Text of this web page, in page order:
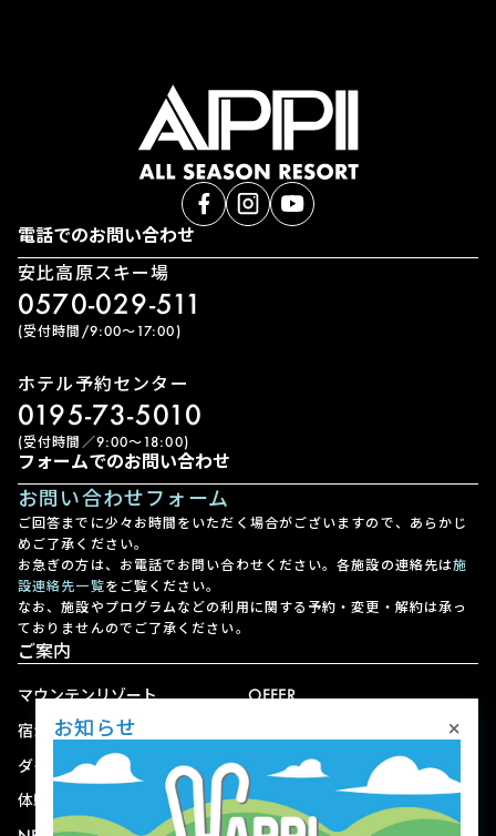
電話でのお問い合わせ
安比高原スキー場
0570-029-511
(受付時間/9:00〜17:00)
ホテル予約センター
0195-73-5010
(受付時間／9:00〜18:00)
フォームでのお問い合わせ
お問い合わせフォーム
ご回答までに少々お時間をいただく場合がございますので、あらかじ
めご了承ください。
お急ぎの方は、お電話でお問い合わせください。各施設の連絡先は施
設連絡先一覧をご覧ください。
なお、施設やプログラムなどの利用に関する予約・変更・解約は承っ
ておりませんのでご了承ください。
ご案内
マウンテンリゾート
宿泊
ダイニング
体験
OFFER
ショップ
お知らせ ×